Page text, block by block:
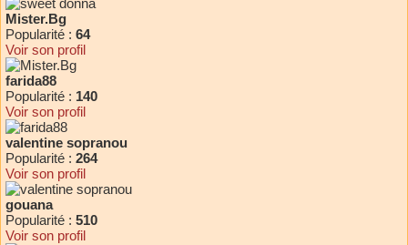
Mister.Bg
Popularité : 64
Voir son profil
farida88
Popularité : 140
Voir son profil
valentine sopranou
Popularité : 264
Voir son profil
gouana
Popularité : 510
Voir son profil